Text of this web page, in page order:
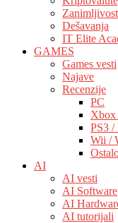
Dešavanja
IT Elite
GAMES
Games vesti
Najave
Recenzije
PC
Xbox
PS3 /
Wii /
AI
AI vesti
AI Software
AI
AI tutorijali